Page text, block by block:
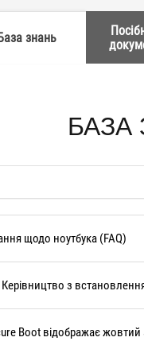
знань
БАЗА
щодо ноутбука (FAQ)
з
Boot відображає